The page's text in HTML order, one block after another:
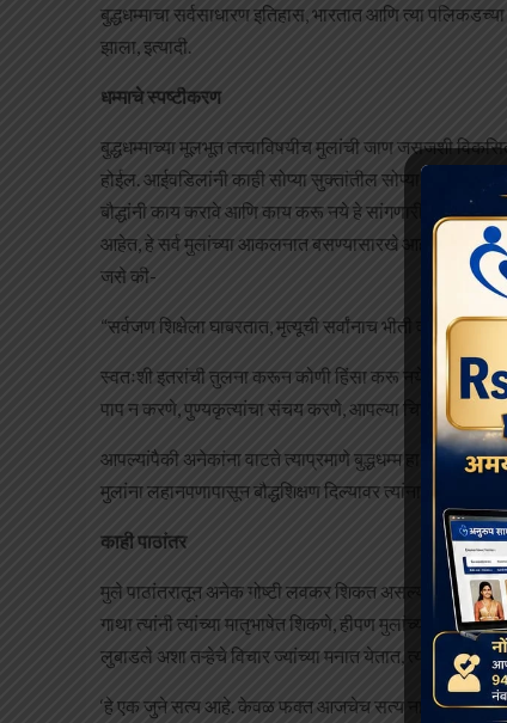
बुद्धधम्माचा सर्वसाधारण इतिहास, भारतात आणि त्या
झाला, इत्यादी.
धम्माचे स्पष्टीकरण
बुद्धधम्माच्या मूलभूत तत्त्वाविषयीच मुलांची जाण जसजशी
होईल. आईवडिलांनी काही सोप्या सुक्तांतील सोप्या गोष्टी
बौद्धांनी काय करावे आणि काय करू नये हे सांगणारी सुत्ने, विशेष
आहेत, हे सर्व मुलांच्या आकलनात बसण्यासारखे आहे. हे सर्व
जसे की-
“सर्वजण शिक्षेला घाबरतात, मृत्यूची सर्वांनाच भीती वाटते.
स्वतःशी इतरांची तुलना करून कोणी हिंसा करू नये किंवा
पाप न करणे, पुण्यकृत्यांचा संचय करणे, आपल्या चित्तास शुद्ध
आपल्यांपैकी अनेकांना वाटते त्याप्रमाणे बुद्धधम्म हा काही क्लिष्ट
मुलांना लहानपणापासून बौद्धशिक्षण दिल्यावर त्यांना बुद्धधम्म
काही पाठांतर
मुले पाठांतरातून अनेक गोष्टी लवकर शिकत असल्यामुळे त्यांना,
गाथा त्यांनी त्यांच्या मातृभाषेत शिकणे, हीपण मुलांच्या दृष्टीने
लुबाडले अशा तऱ्हेचे विचार ज्यांच्या मनात येतात, त्यांचे वैर
‘हे एक जुने सत्य आहे. केवळ फक्त आजचेच सत्य नाही. शांत